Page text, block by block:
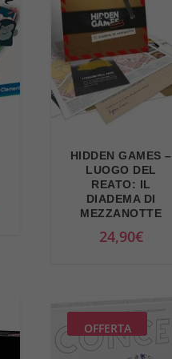
HIDDEN GAMES –
LUOGO DEL
REATO: IL
DIADEMA DI
MEZZANOTTE
24,90€
OFFERTA